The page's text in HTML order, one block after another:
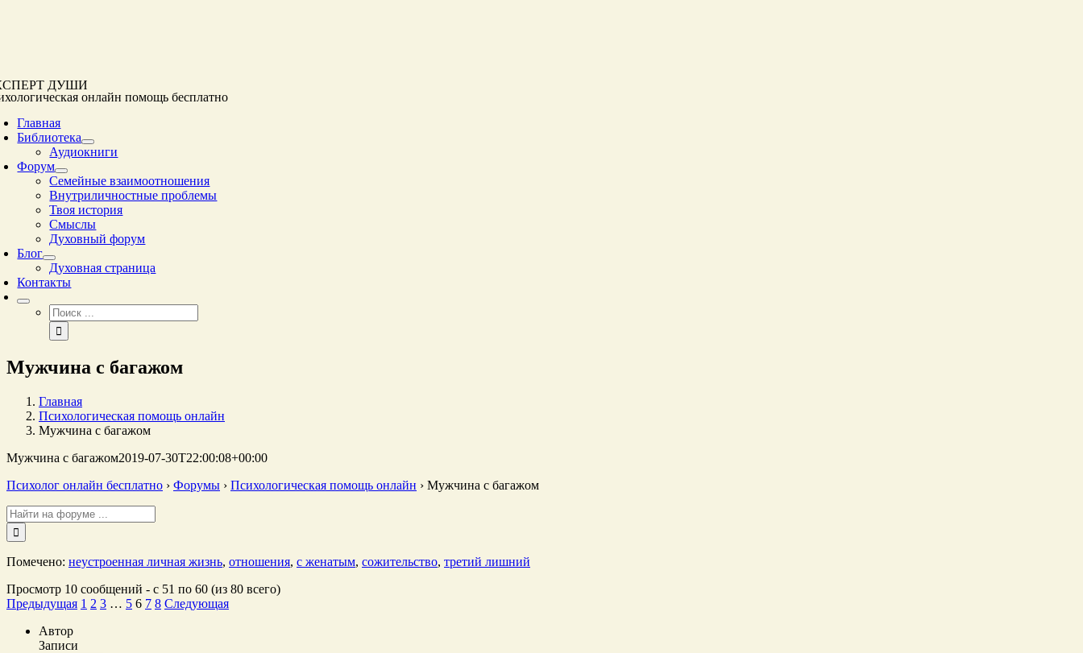
ДУШИ
онлайн помощь бесплатно
Главная
Библиотека
Аудиокниги
Форум
Семейные взаимоотношения
Внутриличностные проблемы
Твоя история
Смыслы
Духовный форум
Блог
Духовная страница
Контакты
Результат
поиска:
Мужчина с багажом
Главная
Психологическая помощь онлайн
Мужчина с багажом
Мужчина с багажом2019-07-30T22:00:08+00:00
Психолог онлайн бесплатно › Форумы › Психологическая помощь онлайн › Мужчина с багажом
Поиск:
Помечено: неустроенная личная жизнь, отношения, с женатым, сожительство, третий лишний
Просмотр 10 сообщений - с 51 по 60 (из 80 всего)
Предыдущая 1 2 3 … 5 6 7 8 Следующая
Автор
Записи